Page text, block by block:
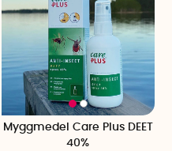
Myggmedel Care Plus DEET
40%